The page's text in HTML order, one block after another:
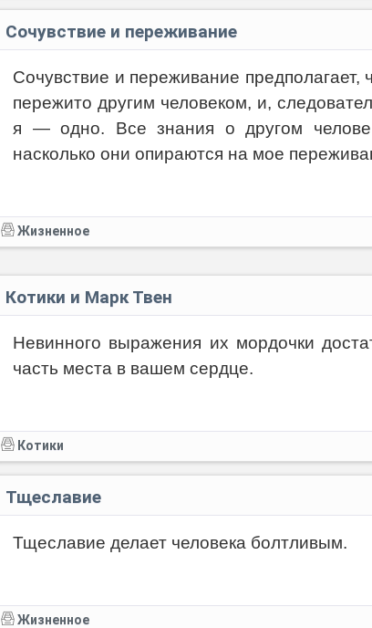
Сочувствие и переживание
Сочувствие и переживание предполагает,
пережито другим человеком, и,
я — одно. Все знания о другом
насколько они опираются на мое
Жизненное
Котики и Марк Твен
Невинного выражения их мордочки
часть места в вашем сердце.
Котики
Тщеславие
Тщеславие делает человека болтливым.
Жизненное